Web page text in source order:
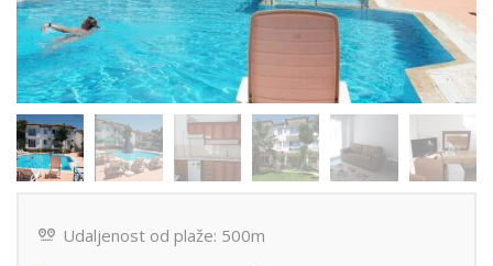
Udaljenost od plaže: 500m